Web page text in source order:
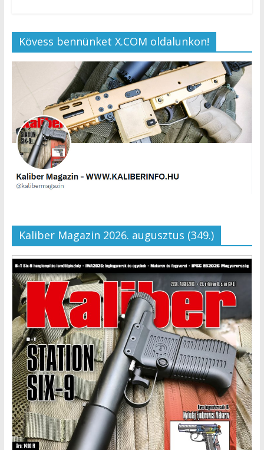
Kövess bennünket X.COM oldalunkon!
Kaliber Magazin 2026. augusztus (349.)